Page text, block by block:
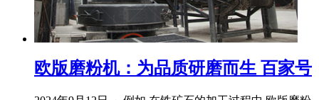
欧版磨粉机：为品质研磨而生 百家号